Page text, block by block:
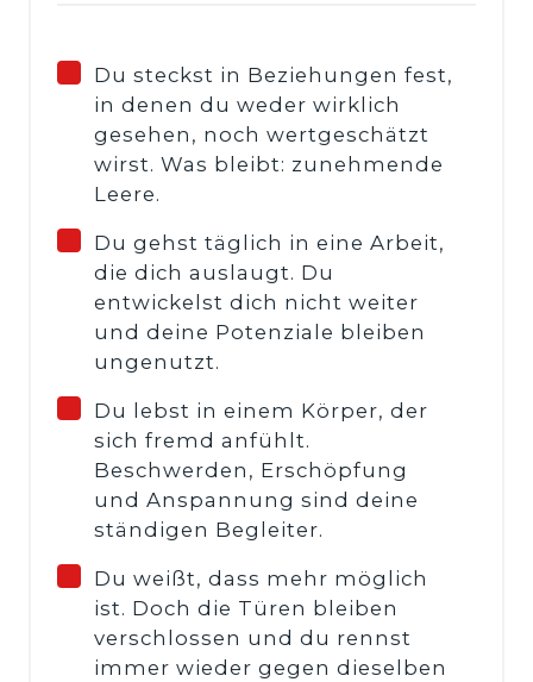
Du steckst in Beziehungen fest,
in denen du weder wirklich
gesehen, noch wertgeschätzt
wirst. Was bleibt: zunehmende
Leere.
Du gehst täglich in eine Arbeit,
die dich auslaugt. Du
entwickelst dich nicht weiter
und deine Potenziale bleiben
ungenutzt.
Du lebst in einem Körper, der
sich fremd anfühlt.
Beschwerden, Erschöpfung
und Anspannung sind deine
ständigen Begleiter.
Du weißt, dass mehr möglich
ist. Doch die Türen bleiben
verschlossen und du rennst
immer wieder gegen dieselben